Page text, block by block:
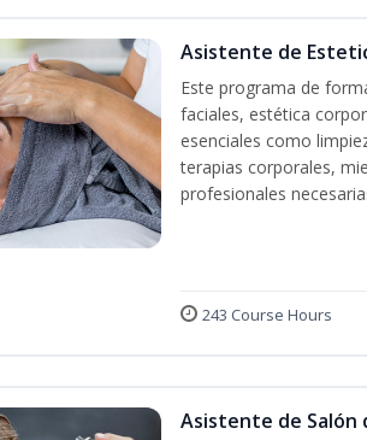
Asistente de
Este programa de
faciales, estética
esenciales como
terapias corporales,
profesionales
243 Course Hours
Asistente de Salón